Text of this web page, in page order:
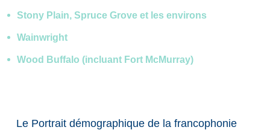
Stony Plain, Spruce Grove et les environs
Wainwright
Wood Buffalo (incluant Fort McMurray)
Le Portrait démographique de la francophonie